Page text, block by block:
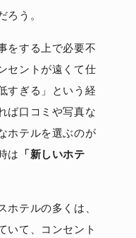
ろう。
をする上で必要不
セントが遠くて仕
すぎる」という経
ば口コミや写真な
ホテルを選ぶのが
は
「新しいホテ
ホテルの多くは、
いて、コンセント